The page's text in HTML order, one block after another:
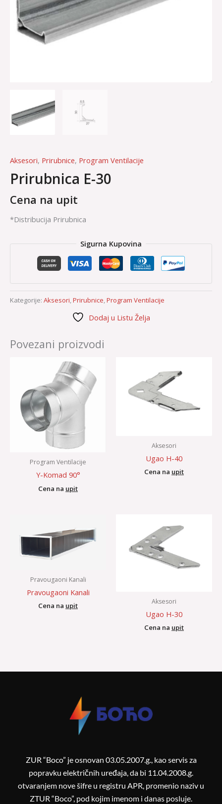
Aksesori, Prirubnice, Program Ventilacije
Prirubnica E-30
Cena na upit
*Distribucija Prirubnica
Sigurna Kupovina
Kategorije: Aksesori,Prirubnice,Program Ventilacije
Dodaj u Listu Želja
Povezani proizvodi
Program Ventilacije
Y-Komad 90°
Cena na upit
Aksesori
Ugao H-40
Cena na upit
Pravougaoni Kanali
Pravougaoni Kanali
Cena na upit
Aksesori
Ugao H-30
Cena na upit
ZUR “Boco” je osnovan 03.05.2007.g., kao servis za
popravku električnih uređaja, da bi 11.04.2008.g.
otvaranjem nove šifre u registru APR, promenio naziv u
ZTUR “Boco”, pod kojim imenom i danas posluje.